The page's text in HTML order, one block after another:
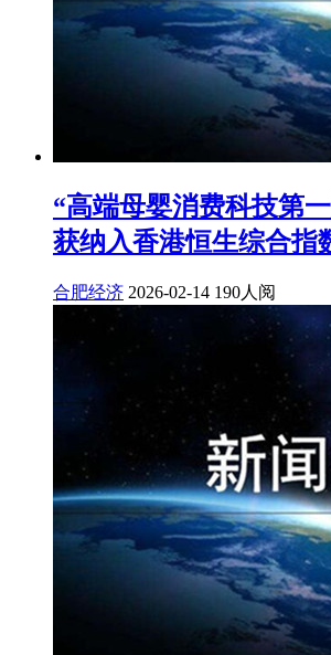
“高端母婴消费科技第
获纳入香港恒生综合指
合肥经济 2026-02-14 190人阅